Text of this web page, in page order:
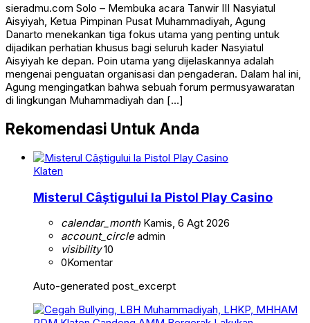
sieradmu.com Solo – Membuka acara Tanwir III Nasyiatul
Aisyiyah, Ketua Pimpinan Pusat Muhammadiyah, Agung
Danarto menekankan tiga fokus utama yang penting untuk
dijadikan perhatian khusus bagi seluruh kader Nasyiatul
Aisyiyah ke depan. Poin utama yang dijelaskannya adalah
mengenai penguatan organisasi dan pengaderan. Dalam hal ini,
Agung mengingatkan bahwa sebuah forum permusyawaratan
di lingkungan Muhammadiyah dan […]
Rekomendasi Untuk Anda
Klaten
Misterul Câștigului la Pistol Play Casino
calendar_monthKamis, 6 Agt 2026
account_circleadmin
visibility10
0Komentar
Auto-generated post_excerpt